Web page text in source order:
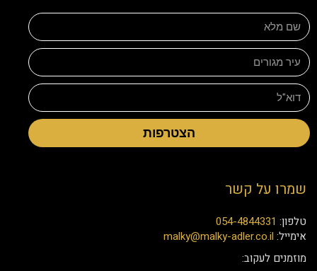
הצטרפות
שמרו על קשר
טלפון: 054-4844331
אימייל: malky@malky-adler.co.il
מוזמנים לעקוב: